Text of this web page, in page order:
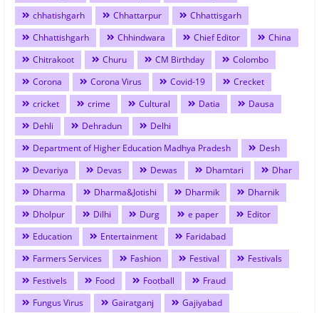
chhatishgarh
Chhattarpur
Chhattisgarh
Chhattishgarh
Chhindwara Chief Editor
China
Chitrakoot
Churu CM Birthday
Colombo
Corona
Corona Virus Covid-19
Crecket
cricket
crime Cultural Datia
Dausa
Dehli
Dehradun
Delhi
Department of Higher Education Madhya Pradesh
Desh
Devariya
Devas Dewas Dhamtari
Dhar
Dharma
Dharma&Jotishi Dharmik
Dharnik
Dholpur
Dilhi Durg e paper
Editor
Education
Entertainment
Faridabad
Farmers Services
Fashion Festival
Festivals
Festivels
Food Football
Fraud
Fungus Virus
Gairatganj
Gajiyabad